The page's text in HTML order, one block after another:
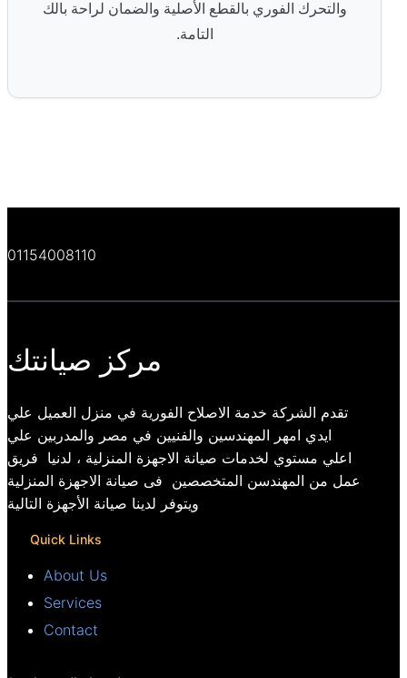
والتحرك الفوري بالقطع الأصلية والضمان لراحة بالك
التامة.
01154008110
مركز صيانتك
تقدم الشركة خدمة الاصلاح الفورية في منزل العميل علي
ايدي امهر المهندسين والفنيين في مصر والمدربين علي
اعلي مستوي لخدمات صيانة الاجهزة المنزلية ، لدنيا فريق
عمل من المهندسن المتخصصين فى صيانة الاجهزة المنزلية
ويتوفر لدينا صيانة الأجهزة التالية
Quick Links
About Us
Services
Contact